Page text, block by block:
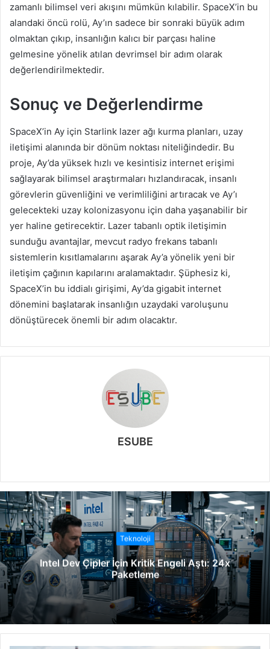
zamanlı bilimsel veri akışını mümkün kılabilir. SpaceX’in bu
alandaki öncü rolü, Ay’ın sadece bir sonraki büyük adım
olmaktan çıkıp, insanlığın kalıcı bir parçası haline
gelmesine yönelik atılan devrimsel bir adım olarak
değerlendirilmektedir.
Sonuç ve Değerlendirme
SpaceX’in Ay için Starlink lazer ağı kurma planları, uzay
iletişimi alanında bir dönüm noktası niteliğindedir. Bu
proje, Ay’da yüksek hızlı ve kesintisiz internet erişimi
sağlayarak bilimsel araştırmaları hızlandıracak, insanlı
görevlerin güvenliğini ve verimliliğini artıracak ve Ay’ı
gelecekteki uzay kolonizasyonu için daha yaşanabilir bir
yer haline getirecektir. Lazer tabanlı optik iletişimin
sunduğu avantajlar, mevcut radyo frekans tabanlı
sistemlerin kısıtlamalarını aşarak Ay’a yönelik yeni bir
iletişim çağının kapılarını aralamaktadır. Şüphesiz ki,
SpaceX’in bu iddialı girişimi, Ay’da gigabit internet
dönemini başlatarak insanlığın uzaydaki varoluşunu
dönüştürecek önemli bir adım olacaktır.
ESUBE
b
s
i
t
e
s
i
Teknoloji
Intel Dev Çipler İçin Kritik Engeli Aştı: 24x
Paketleme